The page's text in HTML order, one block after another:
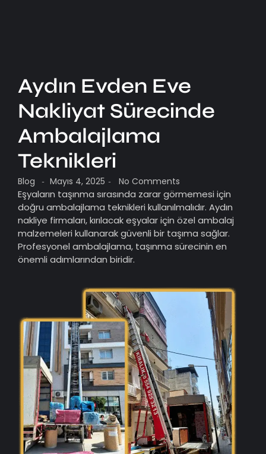
Aydın Evden Eve
Nakliyat Sürecinde
Ambalajlama
Teknikleri
Blog - Mayıs 4, 2025 - No Comments
Eşyaların taşınma sırasında zarar görmemesi için
doğru ambalajlama teknikleri kullanılmalıdır. Aydın
nakliye firmaları, kırılacak eşyalar için özel ambalaj
malzemeleri kullanarak güvenli bir taşıma sağlar.
Profesyonel ambalajlama, taşınma sürecinin en
önemli adımlarından biridir.